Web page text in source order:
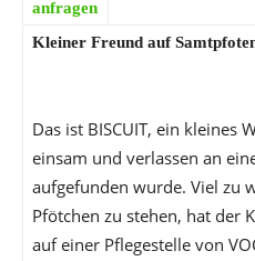
anfragen
Kleiner Freund auf
Das ist BISCUIT, ein kleines
einsam und verlassen an
aufgefunden wurde. Viel zu
Pfötchen zu stehen, hat der
auf einer Pflegestelle von